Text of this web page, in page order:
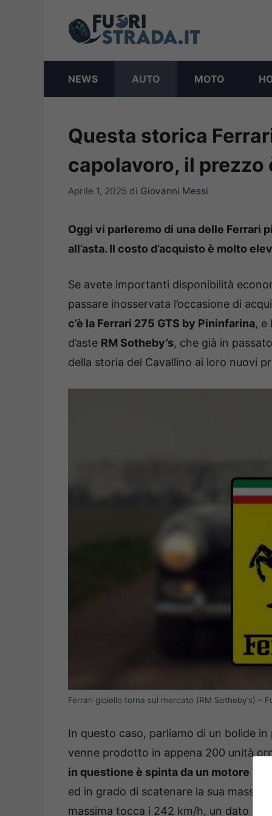
NEWS AUTO MOTO
Questa storica
capolavoro, il prezzo
Aprile 1, 2025 di Giovanni Messi
Oggi vi parleremo di una delle Ferrari
all’asta. Il costo d’acquisto è molto
Se avete importanti disponibilità
passare inosservata l’occasione di
c’è la Ferrari 275 GTS by Pininfarina, e
d’aste RM Sotheby’s, che già in
della storia del Cavallino ai loro nuovi
Ferrari gioiello torna sul mercato (RM Sotheby’s) –
In questo caso, parliamo di un bolide
venne prodotto in appena 200 unità
in questione è spinta da un motore
ed in grado di scatenare la sua
massima tocca i 242 km/h, un dato